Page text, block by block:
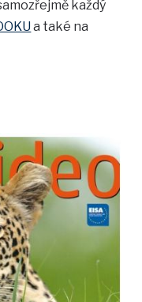
každý
a také na